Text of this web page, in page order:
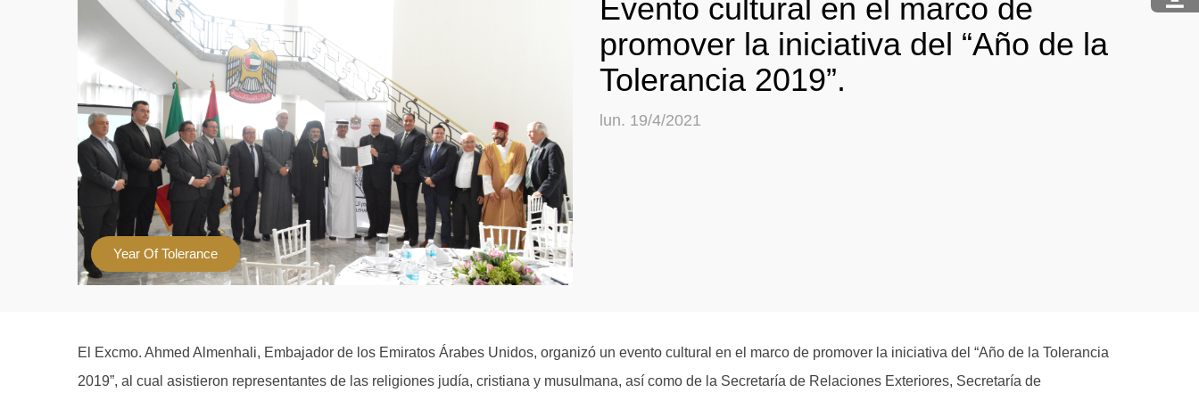
Year Of Tolerance
Evento cultural en el marco de
promover la iniciativa del “Año de la
Tolerancia 2019”.
lun. 19/4/2021
El Excmo. Ahmed Almenhali, Embajador de los Emiratos Árabes Unidos, organizó un evento cultural en el marco de promover la iniciativa del “Año de la Tolerancia
2019”, al cual asistieron representantes de las religiones judía, cristiana y musulmana, así como de la Secretaría de Relaciones Exteriores, Secretaría de